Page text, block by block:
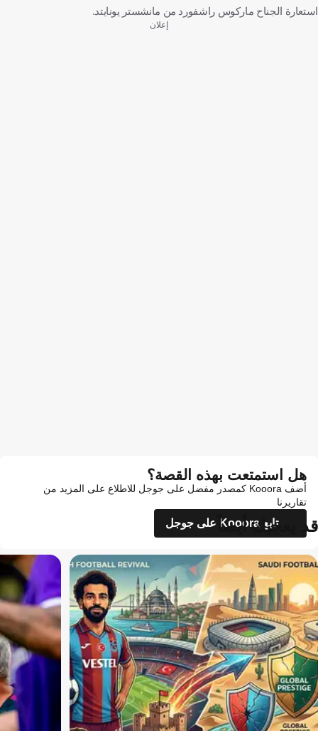
استعارة الجناح ماركوس راشفورد من مانشستر يونايتد.
إعلان
هل استمتعت بهذه القصة؟
أضف Kooora كمصدر مفضل على جوجل للاطلاع على المزيد من
تقاريرنا
تابع Kooora على جوجل
قد يعجبك أيضاً